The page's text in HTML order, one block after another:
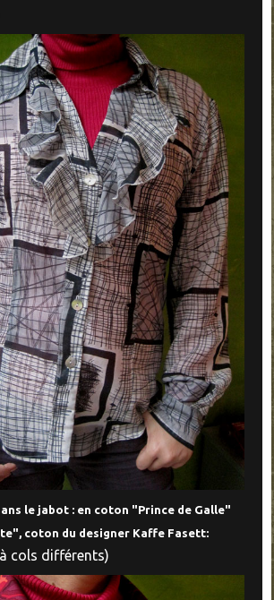
le jabot : en coton "Prince de Galle"
coton du designer Kaffe Fasett:
cols différents)